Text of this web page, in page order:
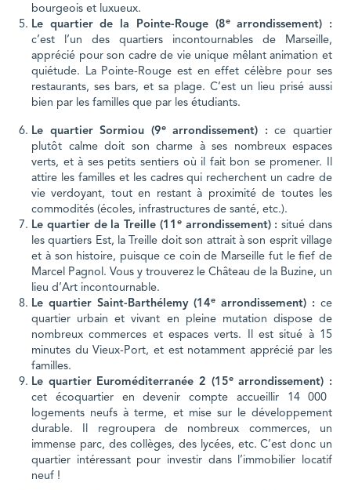
bourgeois et luxueux.
Le quartier de la Pointe-Rouge (8earrondissement) :
c’est l’un des quartiers incontournables de Marseille,
apprécié pour son cadre de vie unique mêlant animation et
quiétude. La Pointe-Rouge est en effet célèbre pour ses
restaurants, ses bars, et sa plage. C’est un lieu prisé aussi
bien par les familles que par les étudiants.
Le quartier Sormiou (9earrondissement) :ce quartier
plutôt calme doit son charme à ses nombreux espaces
verts, et à ses petits sentiers où il fait bon se promener. Il
attire les familles et les cadres qui recherchent un cadre de
vie verdoyant, tout en restant à proximité de toutes les
commodités (écoles, infrastructures de santé, etc.).
Le quartier de la Treille (11 earrondissement) : situé dans
les quartiers Est, la Treille doit son attrait à son esprit village
et à son histoire, puisque ce coin de Marseille fut le fief de
Marcel Pagnol. Vous y trouverez le Château de la Buzine, un
lieu d’Art incontournable.
Le quartier Saint-Barthélemy (14e arrondissement) : ce
quartier urbain et vivant en pleine mutation dispose de
nombreux commerces et espaces verts. Il est situé à 15
minutes du Vieux-Port, et est notamment apprécié par les
familles.
Le quartier Euroméditerranée 2 (15earrondissement) :
cet écoquartier en devenir compte accueillir 14 000
logements neufs à terme, et mise sur le développement
durable. Il regroupera de nombreux commerces, un
immense parc, des collèges, des lycées, etc. C’est donc un
quartier intéressant pour investir dans l’immobilier locatif
neuf !